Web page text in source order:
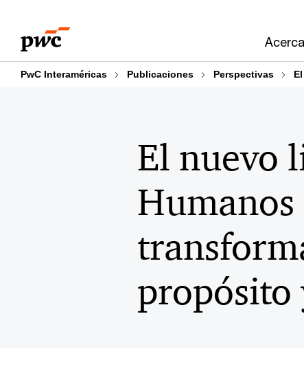
content
footer
PwC Interaméricas Publicaciones Perspectivas
El nuevo
propósito